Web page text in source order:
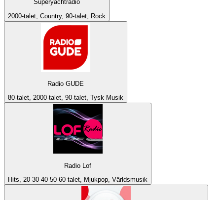
Superyachtradio
2000-talet, Country, 90-talet, Rock
Radio GUDE
80-talet, 2000-talet, 90-talet, Tysk Musik
Radio Lof
Hits, 20 30 40 50 60-talet, Mjukpop, Världsmusik